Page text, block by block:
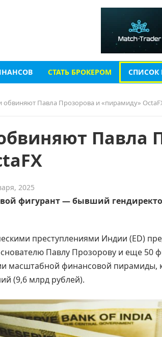
СТАТЬ БРОКЕРОМ СПИСОК
обвиняют Павла Прозорова и «пирамиду»
Павла
2025
фигурант — бывший
преступлениями Индии (ED)
Павлу Прозорову и еще 50
масштабной финансовой пирамиды,
(9,6 млрд рублей).